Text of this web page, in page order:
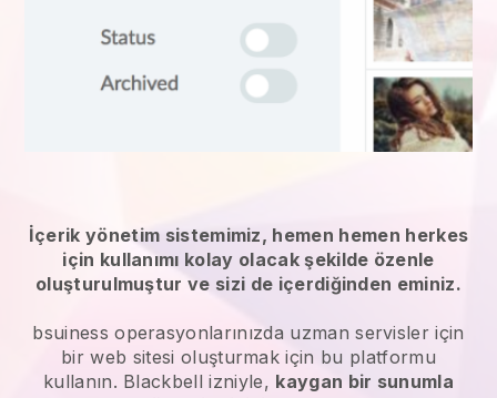
İçerik yönetim sistemimiz, hemen hemen herkes
için kullanımı kolay olacak şekilde özenle
oluşturulmuştur ve sizi de içerdiğinden eminiz.
bsuiness operasyonlarınızda uzman servisler için
bir web sitesi oluşturmak için bu platformu
kullanın. Blackbell izniyle, kaygan bir sunumla